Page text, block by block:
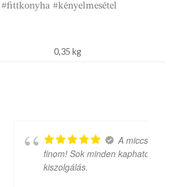
#kényelmesétel
0,35 kg
A miccs nagyon
minden kapható. Kedves